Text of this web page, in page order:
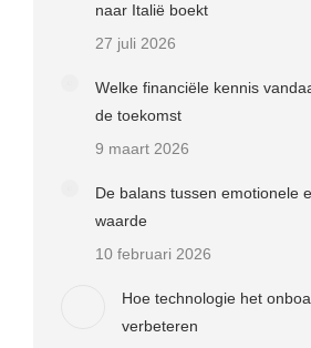
naar Italië boekt
27 juli 2026
Welke financiële kennis
de toekomst
9 maart 2026
De balans tussen emotionele
waarde
10 februari 2026
Hoe technologie het
verbeteren